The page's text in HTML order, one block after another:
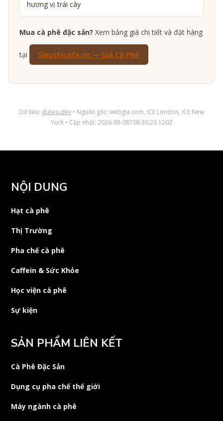
hương vị trái cây
Mua cà phê đặc sản? Xem bảng giá chi tiết và đặt hàng
tại Sieuthicafe.vn — Giá Cà Phê
Dữ liệu: dulieu.dev • Nguồn gốc: webgia.com, ICE London, ICE New
York • Cập nhật: 2026-08-08T08:30:23.120Z
NỘI DUNG
Hạt cà phê
Thị Trường
Pha chế cà phê
Caffein & Sức Khỏe
Học viện cà phê
Sự kiện
SẢN PHẨM LIÊN KẾT
Cà Phê Đặc Sản
Dụng cụ pha chế thế giới
Máy ngành cà phê